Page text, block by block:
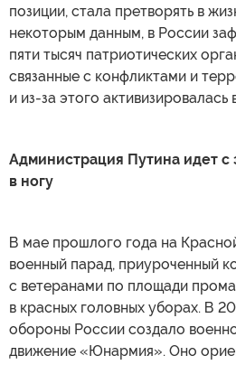
позиции, стала претворять в
некоторым данным, в России
пяти тысяч патриотических
связанные с конфликтами и
и из-за этого активизировалась
Администрация Путина идет с
в ногу
В мае прошлого года на
военный парад, приуроченный
с ветеранами по площади
в красных головных уборах. В
обороны России создало
движение «Юнармия». Оно